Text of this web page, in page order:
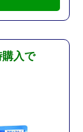
入で